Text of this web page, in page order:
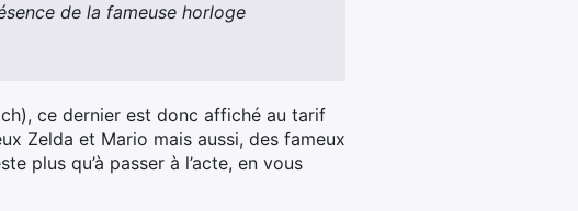
de la fameuse horloge
ce dernier est donc affiché au tarif
Zelda et Mario mais aussi, des fameux
plus qu’à passer à l’acte, en vous